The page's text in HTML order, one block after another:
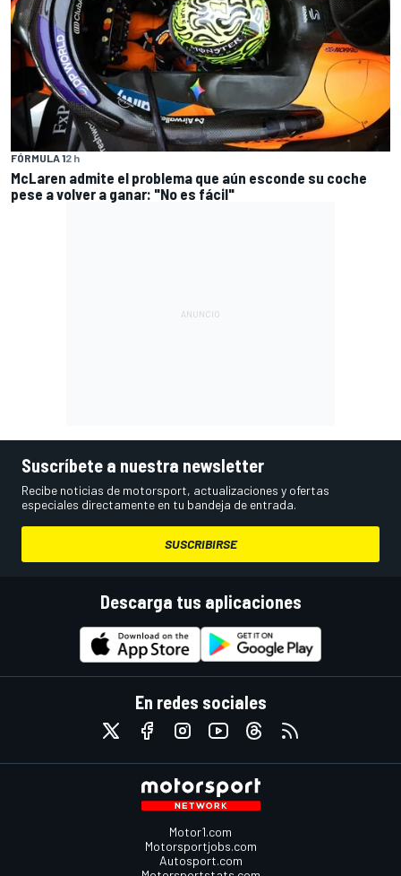
FÓRMULA 12 h
McLaren admite el problema que aún esconde su coche
pese a volver a ganar: "No es fácil"
Suscríbete a nuestra newsletter
Recibe noticias de motorsport, actualizaciones y ofertas
especiales directamente en tu bandeja de entrada.
SUSCRIBIRSE
Descarga tus aplicaciones
En redes sociales
Motor1.com
Motorsportjobs.com
Autosport.com